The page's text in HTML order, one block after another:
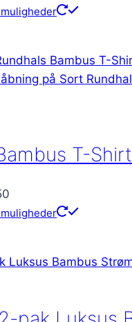
T-
Dette
flere